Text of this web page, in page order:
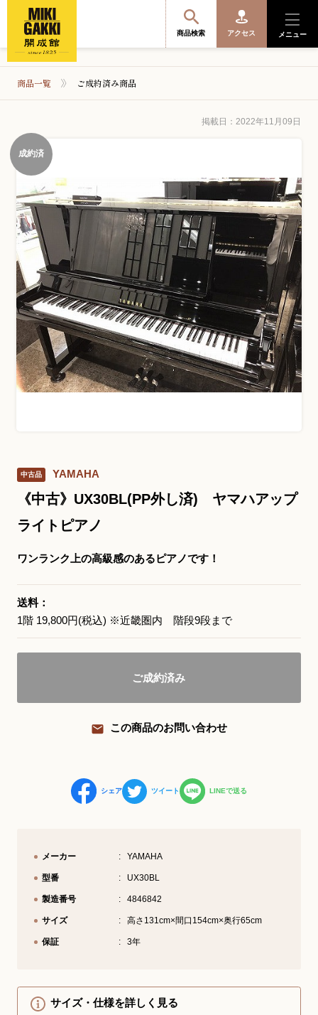
商品検索 アクセス メニュー
便利なサービス
開成館を知る
音楽教室・イベント情報
サポート・購入特典
お問い合わせ総合窓口
06-6252-0432
大阪・本町のピアノ専門店
〒541-0057
大阪府大阪市中央区北久宝寺町3丁目3−4
YouTube 公式チャンネル
ピアノ弾き比べ、過去のコンサートな
商品一覧 ご成約済み商品
掲載日：2022年11月09日
成約済
中古品 YAMAHA
《中古》UX30BL(PP外し済) ヤマハアップ
ライトピアノ
ワンランク上の高級感のあるピアノです！
送料：
1階 19,800円(税込) ※近畿圏内 階段9段まで
ご成約済み
この商品のお問い合わせ
シェア ツイート LINEで送る
メーカー YAMAHA
型番 UX30BL
製造番号 4846842
サイズ 高さ131cm×間口154cm×奥行65cm
保証 3年
サイズ・仕様を詳しく見る